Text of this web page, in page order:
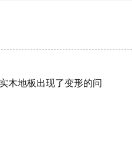
木地板出现了变形的问